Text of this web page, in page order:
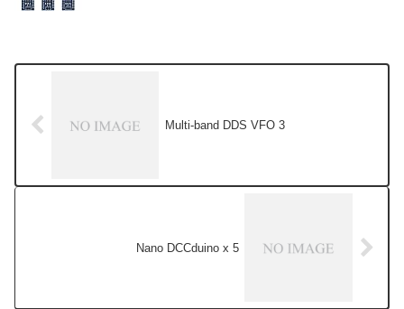
Multi-band DDS VFO 3
Nano DCCduino x 5